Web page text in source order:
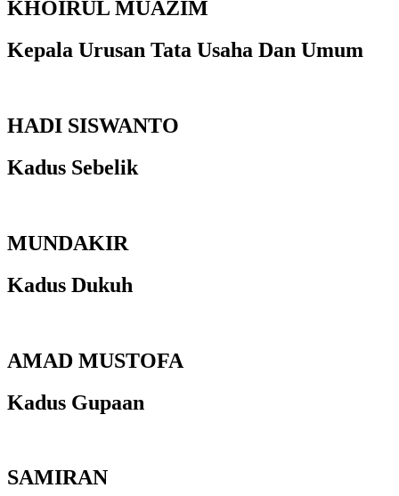
KHOIRUL MUAZIM
Kepala Urusan Tata Usaha Dan Umum
HADI SISWANTO
Kadus Sebelik
MUNDAKIR
Kadus Dukuh
AMAD MUSTOFA
Kadus Gupaan
SAMIRAN